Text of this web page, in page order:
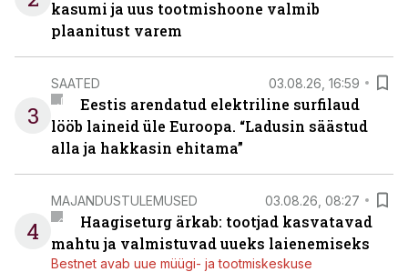
kasumi ja uus tootmishoone valmib
plaanitust varem
3
SAATED 03.08.26, 16:59
Eestis arendatud elektriline surfilaud
lööb laineid üle Euroopa. “Ladusin säästud
alla ja hakkasin ehitama”
4
MAJANDUSTULEMUSED 03.08.26, 08:27
Haagiseturg ärkab: tootjad kasvatavad
mahtu ja valmistuvad uueks laienemiseks
Bestnet avab uue müügi- ja tootmiskeskuse